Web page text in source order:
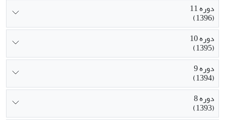
دوره 11
(1396)
دوره 10
(1395)
دوره 9
(1394)
دوره 8
(1393)